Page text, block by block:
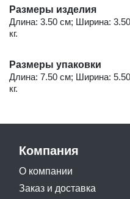
Размеры изделия
Длина: 3.50 см; Ширина:
кг.
Размеры упаковки
Длина: 7.50 см; Ширина:
кг.
Компания
О компании
Заказ и доставка